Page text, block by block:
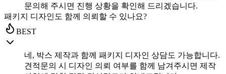
문의해 주시면 진행 상황을 확인해 드리겠습니다.
패키지 디자인도 함께 의뢰할 수 있나요?
BEST
네, 박스 제작과 함께 패키지 디자인 상담도 가능합니다.
견적문의 시 디자인 의뢰 여부를 함께 남겨주시면 제작